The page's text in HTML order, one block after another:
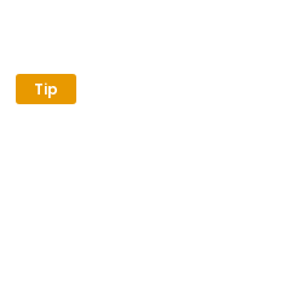
Tip